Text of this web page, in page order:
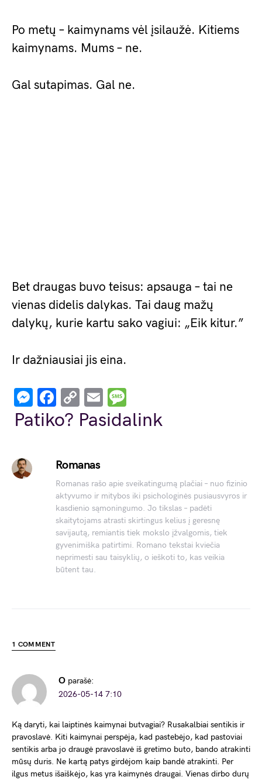
Po metų – kaimynams vėl įsilaužė. Kitiems
kaimynams. Mums – ne.
Gal sutapimas. Gal ne.
Bet draugas buvo teisus: apsauga – tai ne
vienas didelis dalykas. Tai daug mažų
dalykų, kurie kartu sako vagiui: „Eik kitur.”
Ir dažniausiai jis eina.
Messenger
Facebook
Copy
Link
Email
Patiko? Pasidalink
Romanas
Romanas rašo apie sveikatingumą plačiai – nuo fizinio
aktyvumo ir mitybos iki psichologinės pusiausvyros ir
kasdienio sąmoningumo. Jo tikslas – padėti
skaitytojams atrasti skirtingus kelius į geresnę
savijautą, remiantis tiek mokslo įžvalgomis, tiek
gyvenimiška patirtimi. Romano tekstai kviečia
neprimesti sau taisyklių, o ieškoti to, kas veikia
būtent tau.
1 COMMENT
O parašė:
2026-05-14 7:10
Ką daryti, kai laiptinės kaimynai butvagiai? Rusakalbiai sentikis ir
pravoslavė. Kiti kaimynai perspėja, kad pastebėjo, kad pastoviai
sentikis arba jo draugė pravoslavė iš gretimo buto, bando atrakinti
mūsų duris. Ne kartą patys girdėjom kaip bandė atrakinti. Per
ilgus metus išaiškėjo, kas yra kaimynės draugai. Vienas dirbo durų